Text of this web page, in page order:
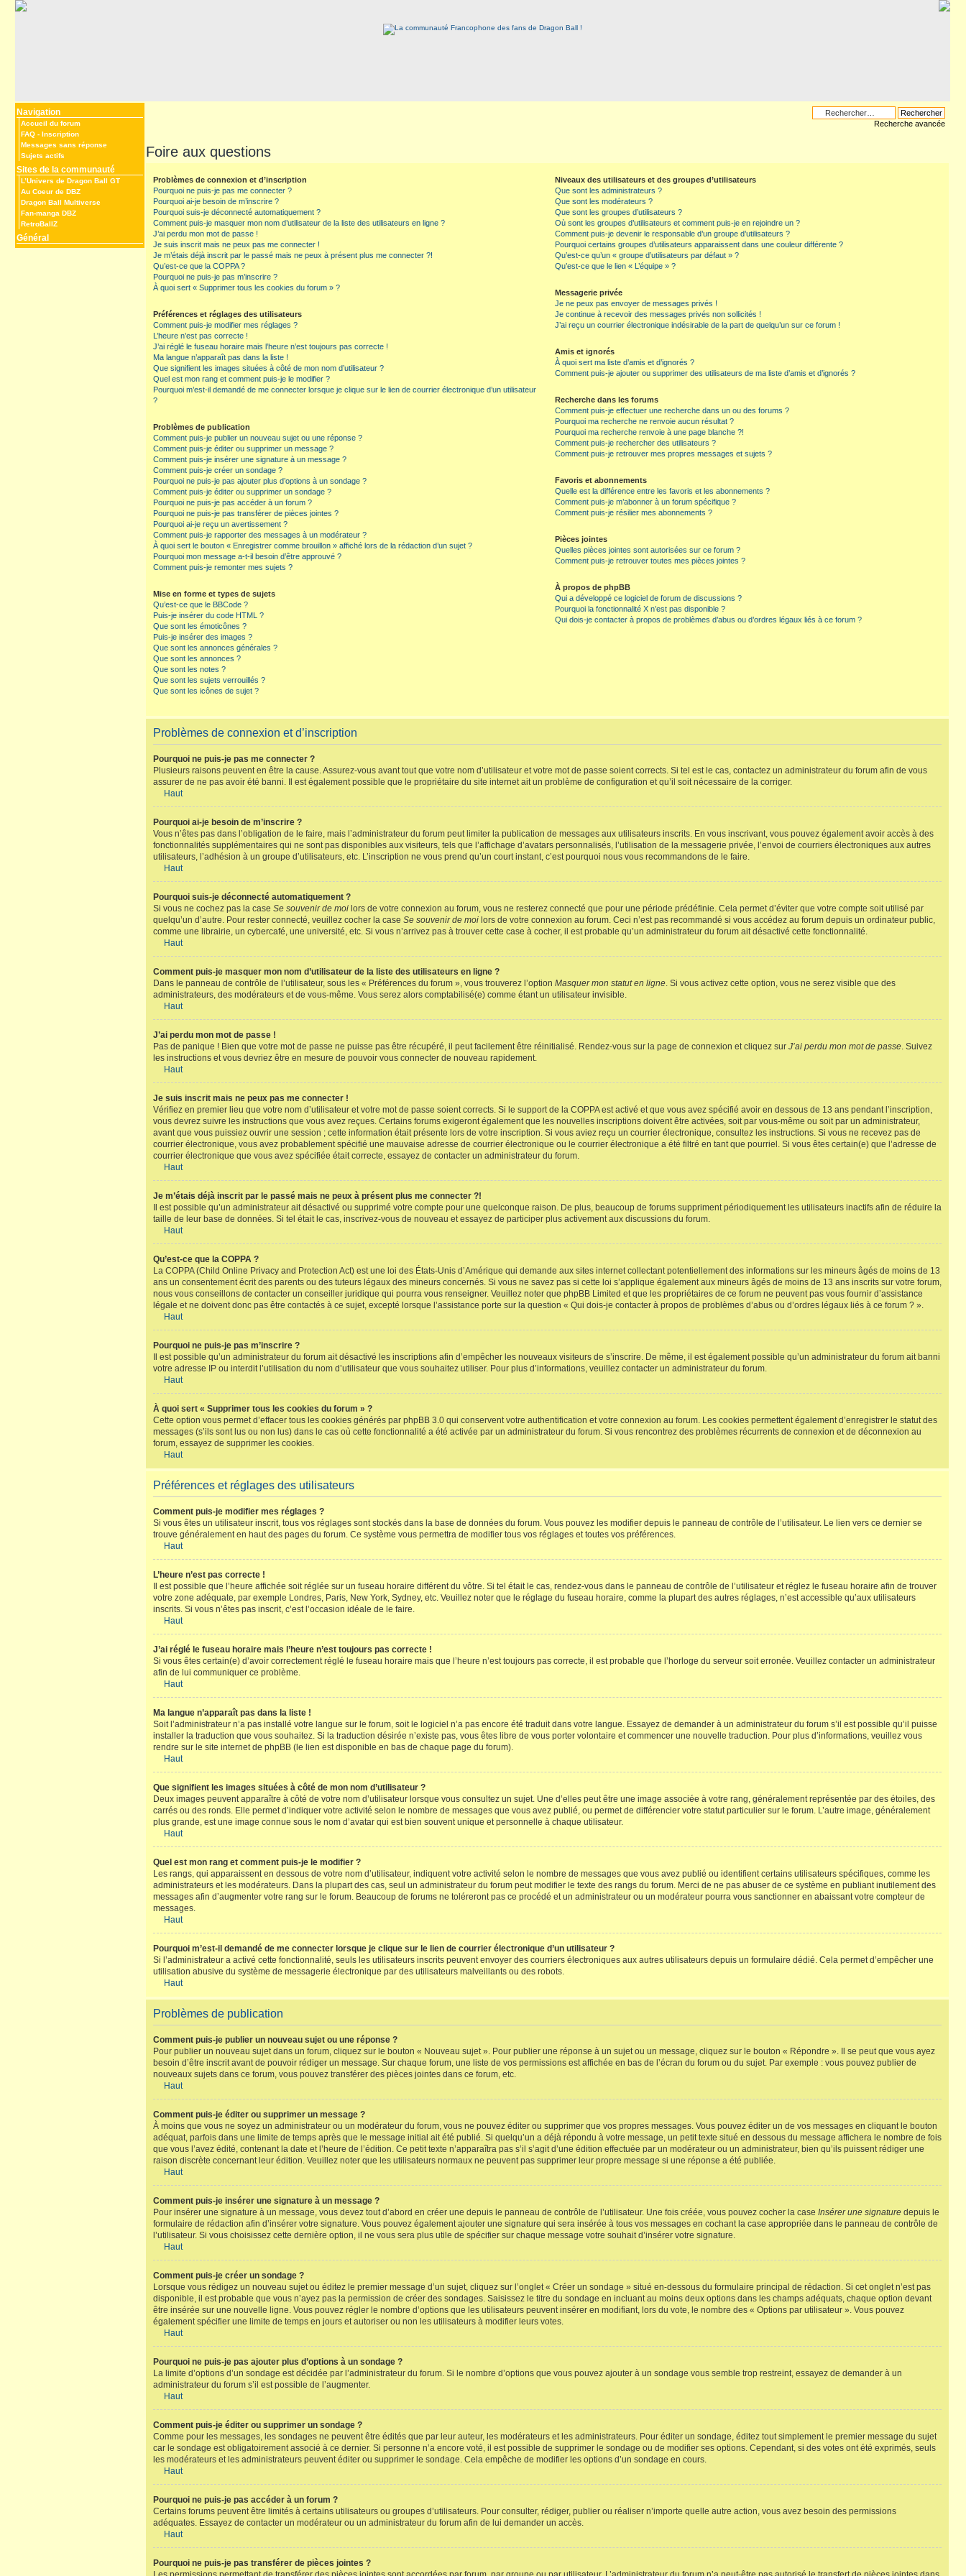
Navigation
Accueil du forum
FAQ - Inscription
Messages sans réponse
Sujets actifs
Sites de la communauté
L’Univers de Dragon Ball GT
Au Coeur de DBZ
Dragon Ball Multiverse
Fan-manga DBZ
RetroBallZ
Général
Recherche avancée
Foire aux questions
Problèmes de connexion et d’inscription
Pourquoi ne puis-je pas me connecter ?
Pourquoi ai-je besoin de m’inscrire ?
Pourquoi suis-je déconnecté automatiquement ?
Comment puis-je masquer mon nom d’utilisateur de la liste des utilisateurs en ligne ?
J’ai perdu mon mot de passe !
Je suis inscrit mais ne peux pas me connecter !
Je m’étais déjà inscrit par le passé mais ne peux à présent plus me connecter ?!
Qu’est-ce que la COPPA ?
Pourquoi ne puis-je pas m’inscrire ?
À quoi sert « Supprimer tous les cookies du forum » ?
Préférences et réglages des utilisateurs
Comment puis-je modifier mes réglages ?
L’heure n’est pas correcte !
J’ai réglé le fuseau horaire mais l’heure n’est toujours pas correcte !
Ma langue n’apparaît pas dans la liste !
Que signifient les images situées à côté de mon nom d’utilisateur ?
Quel est mon rang et comment puis-je le modifier ?
Pourquoi m’est-il demandé de me connecter lorsque je clique sur le lien de courrier électronique d’un utilisateur
?
Problèmes de publication
Comment puis-je publier un nouveau sujet ou une réponse ?
Comment puis-je éditer ou supprimer un message ?
Comment puis-je insérer une signature à un message ?
Comment puis-je créer un sondage ?
Pourquoi ne puis-je pas ajouter plus d’options à un sondage ?
Comment puis-je éditer ou supprimer un sondage ?
Pourquoi ne puis-je pas accéder à un forum ?
Pourquoi ne puis-je pas transférer de pièces jointes ?
Pourquoi ai-je reçu un avertissement ?
Comment puis-je rapporter des messages à un modérateur ?
À quoi sert le bouton « Enregistrer comme brouillon » affiché lors de la rédaction d’un sujet ?
Pourquoi mon message a-t-il besoin d’être approuvé ?
Comment puis-je remonter mes sujets ?
Mise en forme et types de sujets
Qu’est-ce que le BBCode ?
Puis-je insérer du code HTML ?
Que sont les émoticônes ?
Puis-je insérer des images ?
Que sont les annonces générales ?
Que sont les annonces ?
Que sont les notes ?
Que sont les sujets verrouillés ?
Que sont les icônes de sujet ?
Niveaux des utilisateurs et des groupes d’utilisateurs
Que sont les administrateurs ?
Que sont les modérateurs ?
Que sont les groupes d’utilisateurs ?
Où sont les groupes d’utilisateurs et comment puis-je en rejoindre un ?
Comment puis-je devenir le responsable d’un groupe d’utilisateurs ?
Pourquoi certains groupes d’utilisateurs apparaissent dans une couleur différente ?
Qu’est-ce qu’un « groupe d’utilisateurs par défaut » ?
Qu’est-ce que le lien « L’équipe » ?
Messagerie privée
Je ne peux pas envoyer de messages privés !
Je continue à recevoir des messages privés non sollicités !
J’ai reçu un courrier électronique indésirable de la part de quelqu’un sur ce forum !
Amis et ignorés
À quoi sert ma liste d’amis et d’ignorés ?
Comment puis-je ajouter ou supprimer des utilisateurs de ma liste d’amis et d’ignorés ?
Recherche dans les forums
Comment puis-je effectuer une recherche dans un ou des forums ?
Pourquoi ma recherche ne renvoie aucun résultat ?
Pourquoi ma recherche renvoie à une page blanche ?!
Comment puis-je rechercher des utilisateurs ?
Comment puis-je retrouver mes propres messages et sujets ?
Favoris et abonnements
Quelle est la différence entre les favoris et les abonnements ?
Comment puis-je m’abonner à un forum spécifique ?
Comment puis-je résilier mes abonnements ?
Pièces jointes
Quelles pièces jointes sont autorisées sur ce forum ?
Comment puis-je retrouver toutes mes pièces jointes ?
À propos de phpBB
Qui a développé ce logiciel de forum de discussions ?
Pourquoi la fonctionnalité X n’est pas disponible ?
Qui dois-je contacter à propos de problèmes d’abus ou d’ordres légaux liés à ce forum ?
Problèmes de connexion et d’inscription
Pourquoi ne puis-je pas me connecter ?
Plusieurs raisons peuvent en être la cause. Assurez-vous avant tout que votre nom d’utilisateur et votre mot de passe soient corrects. Si tel est le cas, contactez un administrateur du forum afin de vous
assurer de ne pas avoir été banni. Il est également possible que le propriétaire du site internet ait un problème de configuration et qu’il soit nécessaire de la corriger.
Haut
Pourquoi ai-je besoin de m’inscrire ?
Vous n’êtes pas dans l’obligation de le faire, mais l’administrateur du forum peut limiter la publication de messages aux utilisateurs inscrits. En vous inscrivant, vous pouvez également avoir accès à des
fonctionnalités supplémentaires qui ne sont pas disponibles aux visiteurs, tels que l’affichage d’avatars personnalisés, l’utilisation de la messagerie privée, l’envoi de courriers électroniques aux autres
utilisateurs, l’adhésion à un groupe d’utilisateurs, etc. L’inscription ne vous prend qu’un court instant, c’est pourquoi nous vous recommandons de le faire.
Haut
Pourquoi suis-je déconnecté automatiquement ?
Si vous ne cochez pas la case Se souvenir de moi lors de votre connexion au forum, vous ne resterez connecté que pour une période prédéfinie. Cela permet d’éviter que votre compte soit utilisé par
quelqu’un d’autre. Pour rester connecté, veuillez cocher la case Se souvenir de moi lors de votre connexion au forum. Ceci n’est pas recommandé si vous accédez au forum depuis un ordinateur public,
comme une librairie, un cybercafé, une université, etc. Si vous n’arrivez pas à trouver cette case à cocher, il est probable qu’un administrateur du forum ait désactivé cette fonctionnalité.
Haut
Comment puis-je masquer mon nom d’utilisateur de la liste des utilisateurs en ligne ?
Dans le panneau de contrôle de l’utilisateur, sous les « Préférences du forum », vous trouverez l’option Masquer mon statut en ligne. Si vous activez cette option, vous ne serez visible que des
administrateurs, des modérateurs et de vous-même. Vous serez alors comptabilisé(e) comme étant un utilisateur invisible.
Haut
J’ai perdu mon mot de passe !
Pas de panique ! Bien que votre mot de passe ne puisse pas être récupéré, il peut facilement être réinitialisé. Rendez-vous sur la page de connexion et cliquez sur J’ai perdu mon mot de passe. Suivez
les instructions et vous devriez être en mesure de pouvoir vous connecter de nouveau rapidement.
Haut
Je suis inscrit mais ne peux pas me connecter !
Vérifiez en premier lieu que votre nom d’utilisateur et votre mot de passe soient corrects. Si le support de la COPPA est activé et que vous avez spécifié avoir en dessous de 13 ans pendant l’inscription,
vous devrez suivre les instructions que vous avez reçues. Certains forums exigeront également que les nouvelles inscriptions doivent être activées, soit par vous-même ou soit par un administrateur,
avant que vous puissiez ouvrir une session ; cette information était présente lors de votre inscription. Si vous aviez reçu un courrier électronique, consultez les instructions. Si vous ne recevez pas de
courrier électronique, vous avez probablement spécifié une mauvaise adresse de courrier électronique ou le courrier électronique a été filtré en tant que pourriel. Si vous êtes certain(e) que l’adresse de
courrier électronique que vous avez spécifiée était correcte, essayez de contacter un administrateur du forum.
Haut
Je m’étais déjà inscrit par le passé mais ne peux à présent plus me connecter ?!
Il est possible qu’un administrateur ait désactivé ou supprimé votre compte pour une quelconque raison. De plus, beaucoup de forums suppriment périodiquement les utilisateurs inactifs afin de réduire la
taille de leur base de données. Si tel était le cas, inscrivez-vous de nouveau et essayez de participer plus activement aux discussions du forum.
Haut
Qu’est-ce que la COPPA ?
La COPPA (Child Online Privacy and Protection Act) est une loi des États-Unis d’Amérique qui demande aux sites internet collectant potentiellement des informations sur les mineurs âgés de moins de 13
ans un consentement écrit des parents ou des tuteurs légaux des mineurs concernés. Si vous ne savez pas si cette loi s’applique également aux mineurs âgés de moins de 13 ans inscrits sur votre forum,
nous vous conseillons de contacter un conseiller juridique qui pourra vous renseigner. Veuillez noter que phpBB Limited et que les propriétaires de ce forum ne peuvent pas vous fournir d’assistance
légale et ne doivent donc pas être contactés à ce sujet, excepté lorsque l’assistance porte sur la question « Qui dois-je contacter à propos de problèmes d’abus ou d’ordres légaux liés à ce forum ? ».
Haut
Pourquoi ne puis-je pas m’inscrire ?
Il est possible qu’un administrateur du forum ait désactivé les inscriptions afin d’empêcher les nouveaux visiteurs de s’inscrire. De même, il est également possible qu’un administrateur du forum ait banni
votre adresse IP ou interdit l’utilisation du nom d’utilisateur que vous souhaitez utiliser. Pour plus d’informations, veuillez contacter un administrateur du forum.
Haut
À quoi sert « Supprimer tous les cookies du forum » ?
Cette option vous permet d’effacer tous les cookies générés par phpBB 3.0 qui conservent votre authentification et votre connexion au forum. Les cookies permettent également d’enregistrer le statut des
messages (s’ils sont lus ou non lus) dans le cas où cette fonctionnalité a été activée par un administrateur du forum. Si vous rencontrez des problèmes récurrents de connexion et de déconnexion au
forum, essayez de supprimer les cookies.
Haut
Préférences et réglages des utilisateurs
Comment puis-je modifier mes réglages ?
Si vous êtes un utilisateur inscrit, tous vos réglages sont stockés dans la base de données du forum. Vous pouvez les modifier depuis le panneau de contrôle de l’utilisateur. Le lien vers ce dernier se
trouve généralement en haut des pages du forum. Ce système vous permettra de modifier tous vos réglages et toutes vos préférences.
Haut
L’heure n’est pas correcte !
Il est possible que l’heure affichée soit réglée sur un fuseau horaire différent du vôtre. Si tel était le cas, rendez-vous dans le panneau de contrôle de l’utilisateur et réglez le fuseau horaire afin de trouver
votre zone adéquate, par exemple Londres, Paris, New York, Sydney, etc. Veuillez noter que le réglage du fuseau horaire, comme la plupart des autres réglages, n’est accessible qu’aux utilisateurs
inscrits. Si vous n’êtes pas inscrit, c’est l’occasion idéale de le faire.
Haut
J’ai réglé le fuseau horaire mais l’heure n’est toujours pas correcte !
Si vous êtes certain(e) d’avoir correctement réglé le fuseau horaire mais que l’heure n’est toujours pas correcte, il est probable que l’horloge du serveur soit erronée. Veuillez contacter un administrateur
afin de lui communiquer ce problème.
Haut
Ma langue n’apparaît pas dans la liste !
Soit l’administrateur n’a pas installé votre langue sur le forum, soit le logiciel n’a pas encore été traduit dans votre langue. Essayez de demander à un administrateur du forum s’il est possible qu’il puisse
installer la traduction que vous souhaitez. Si la traduction désirée n’existe pas, vous êtes libre de vous porter volontaire et commencer une nouvelle traduction. Pour plus d’informations, veuillez vous
rendre sur le site internet de phpBB (le lien est disponible en bas de chaque page du forum).
Haut
Que signifient les images situées à côté de mon nom d’utilisateur ?
Deux images peuvent apparaître à côté de votre nom d’utilisateur lorsque vous consultez un sujet. Une d’elles peut être une image associée à votre rang, généralement représentée par des étoiles, des
carrés ou des ronds. Elle permet d’indiquer votre activité selon le nombre de messages que vous avez publié, ou permet de différencier votre statut particulier sur le forum. L’autre image, généralement
plus grande, est une image connue sous le nom d’avatar qui est bien souvent unique et personnelle à chaque utilisateur.
Haut
Quel est mon rang et comment puis-je le modifier ?
Les rangs, qui apparaissent en dessous de votre nom d’utilisateur, indiquent votre activité selon le nombre de messages que vous avez publié ou identifient certains utilisateurs spécifiques, comme les
administrateurs et les modérateurs. Dans la plupart des cas, seul un administrateur du forum peut modifier le texte des rangs du forum. Merci de ne pas abuser de ce système en publiant inutilement des
messages afin d’augmenter votre rang sur le forum. Beaucoup de forums ne toléreront pas ce procédé et un administrateur ou un modérateur pourra vous sanctionner en abaissant votre compteur de
messages.
Haut
Pourquoi m’est-il demandé de me connecter lorsque je clique sur le lien de courrier électronique d’un utilisateur ?
Si l’administrateur a activé cette fonctionnalité, seuls les utilisateurs inscrits peuvent envoyer des courriers électroniques aux autres utilisateurs depuis un formulaire dédié. Cela permet d’empêcher une
utilisation abusive du système de messagerie électronique par des utilisateurs malveillants ou des robots.
Haut
Problèmes de publication
Comment puis-je publier un nouveau sujet ou une réponse ?
Pour publier un nouveau sujet dans un forum, cliquez sur le bouton « Nouveau sujet ». Pour publier une réponse à un sujet ou un message, cliquez sur le bouton « Répondre ». Il se peut que vous ayez
besoin d’être inscrit avant de pouvoir rédiger un message. Sur chaque forum, une liste de vos permissions est affichée en bas de l’écran du forum ou du sujet. Par exemple : vous pouvez publier de
nouveaux sujets dans ce forum, vous pouvez transférer des pièces jointes dans ce forum, etc.
Haut
Comment puis-je éditer ou supprimer un message ?
À moins que vous ne soyez un administrateur ou un modérateur du forum, vous ne pouvez éditer ou supprimer que vos propres messages. Vous pouvez éditer un de vos messages en cliquant le bouton
adéquat, parfois dans une limite de temps après que le message initial ait été publié. Si quelqu’un a déjà répondu à votre message, un petit texte situé en dessous du message affichera le nombre de fois
que vous l’avez édité, contenant la date et l’heure de l’édition. Ce petit texte n’apparaîtra pas s’il s’agit d’une édition effectuée par un modérateur ou un administrateur, bien qu’ils puissent rédiger une
raison discrète concernant leur édition. Veuillez noter que les utilisateurs normaux ne peuvent pas supprimer leur propre message si une réponse a été publiée.
Haut
Comment puis-je insérer une signature à un message ?
Pour insérer une signature à un message, vous devez tout d’abord en créer une depuis le panneau de contrôle de l’utilisateur. Une fois créée, vous pouvez cocher la case Insérer une signature depuis le
formulaire de rédaction afin d’insérer votre signature. Vous pouvez également ajouter une signature qui sera insérée à tous vos messages en cochant la case appropriée dans le panneau de contrôle de
l’utilisateur. Si vous choisissez cette dernière option, il ne vous sera plus utile de spécifier sur chaque message votre souhait d’insérer votre signature.
Haut
Comment puis-je créer un sondage ?
Lorsque vous rédigez un nouveau sujet ou éditez le premier message d’un sujet, cliquez sur l’onglet « Créer un sondage » situé en-dessous du formulaire principal de rédaction. Si cet onglet n’est pas
disponible, il est probable que vous n’ayez pas la permission de créer des sondages. Saisissez le titre du sondage en incluant au moins deux options dans les champs adéquats, chaque option devant
être insérée sur une nouvelle ligne. Vous pouvez régler le nombre d’options que les utilisateurs peuvent insérer en modifiant, lors du vote, le nombre des « Options par utilisateur ». Vous pouvez
également spécifier une limite de temps en jours et autoriser ou non les utilisateurs à modifier leurs votes.
Haut
Pourquoi ne puis-je pas ajouter plus d’options à un sondage ?
La limite d’options d’un sondage est décidée par l’administrateur du forum. Si le nombre d’options que vous pouvez ajouter à un sondage vous semble trop restreint, essayez de demander à un
administrateur du forum s’il est possible de l’augmenter.
Haut
Comment puis-je éditer ou supprimer un sondage ?
Comme pour les messages, les sondages ne peuvent être édités que par leur auteur, les modérateurs et les administrateurs. Pour éditer un sondage, éditez tout simplement le premier message du sujet
car le sondage est obligatoirement associé à ce dernier. Si personne n’a encore voté, il est possible de supprimer le sondage ou de modifier ses options. Cependant, si des votes ont été exprimés, seuls
les modérateurs et les administrateurs peuvent éditer ou supprimer le sondage. Cela empêche de modifier les options d’un sondage en cours.
Haut
Pourquoi ne puis-je pas accéder à un forum ?
Certains forums peuvent être limités à certains utilisateurs ou groupes d’utilisateurs. Pour consulter, rédiger, publier ou réaliser n’importe quelle autre action, vous avez besoin des permissions
adéquates. Essayez de contacter un modérateur ou un administrateur du forum afin de lui demander un accès.
Haut
Pourquoi ne puis-je pas transférer de pièces jointes ?